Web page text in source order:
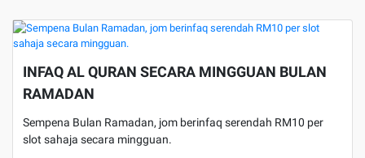
INFAQ AL QURAN SECARA MINGGUAN BULAN
RAMADAN
Sempena Bulan Ramadan, jom berinfaq serendah RM10 per
slot sahaja secara mingguan.